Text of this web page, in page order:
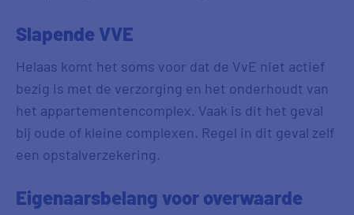
Slapende VVE
Helaas komt het soms voor dat de VvE niet actief
bezig is met de verzorging en het onderhoudt van
het appartementencomplex. Vaak is dit het geval
bij oude of kleine complexen. Regel in dit geval zelf
een opstalverzekering.
Eigenaarsbelang voor overwaarde